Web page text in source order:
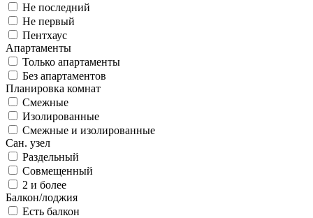
Не последний
Не первый
Пентхаус
Апартаменты
Только апартаменты
Без апартаментов
Планировка комнат
Смежные
Изолированные
Смежные и изолированные
Сан. узел
Раздельный
Совмещенный
2 и более
Балкон/лоджия
Есть балкон